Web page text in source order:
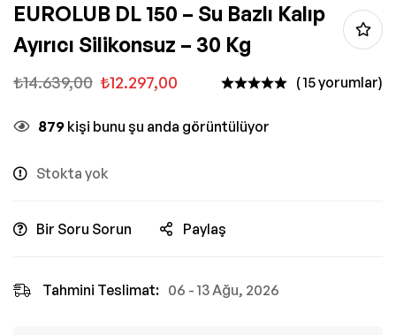
EUROLUB DL 150 – Su Bazlı Kalıp
Ayırıcı Silikonsuz – 30 Kg
₺14.639,00 ₺12.297,00 ( 15 yorumlar)
879 kişi bunu şu anda görüntülüyor
Stokta yok
Bir Soru Sorun Paylaş
Tahmini Teslimat: 06 - 13 Ağu, 2026